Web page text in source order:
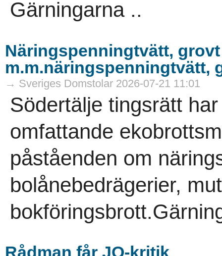
Gärningarna ..
Näringspenningtvätt,
m.m.näringspenningtvätt,
→ Sveriges Domstolar 2026-07-21 11:01
Södertälje tingsrätt
omfattande
påståenden om
bolånebedrägerier,